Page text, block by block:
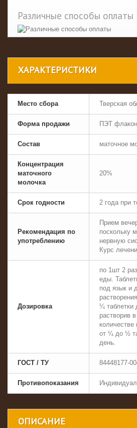
Различные способы оплаты
ХАРАКТЕРИСТИКИ
Место сбора Тверская
Форма продажи ПЭТ
Состав маточное
Концентрация
маточного
молочка
20%
Срок годности 2 года при
Рекомендация по
употреблению
Прием
поскольку
нервную
Курс
Дозировка
по 1шт 2
еды.
под язык и
¼ таблетки
растворив
от ¼ до ½
день.
ГОСТ / ТУ 84448177-
Противопоказания
ОПИСАНИЕ